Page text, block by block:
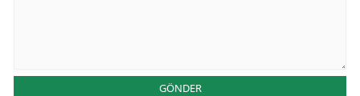
GÖNDER